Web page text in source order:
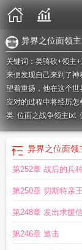
异界之位面领主
关键词：类骑砍+领主
来便发现自己来到了
望着重扬，他在这个
应对的过程中将经历
类 位面之战争领主txt
领主的星界位面之锤
异界之位面领
第252章 战后的兵
第250章 切斯特亲
第248章 发出求援
第246章 追击